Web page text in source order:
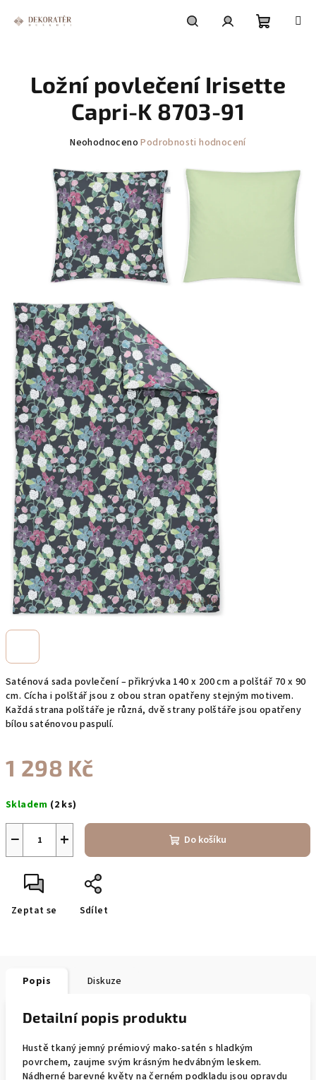
košík
Saténová sada povlečení – přikrývka 140 x 200 cm a polštář 70 x 90
cm. Cícha i polštář jsou z obou stran opatřeny stejným motivem.
Každá strana polštáře je různá, dvě strany polštáře jsou opatřeny
bílou saténovou paspulí.
1 298 Kč
cena:
Skladem (2 ks)
+
− Do košíku
Zeptat se Sdílet
Ložní povlečení Irisette
Capri-K 8703-91
Průměrné
produktu
je
0,0
z
5
hvězdiček.
Neohodnoceno Podrobnosti hodnocení
Popis Diskuze
Detailní popis produktu
Hustě tkaný jemný prémiový mako-satén s hladkým
povrchem, zaujme svým krásným hedvábným leskem.
Nádherné barevné květy na černém podkladu jsou opravdu